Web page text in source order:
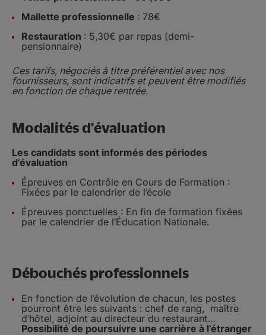
Mallette professionnelle : 78€
Restauration : 5,30€ par repas (demi-
pensionnaire)
Ces tarifs, négociés à titre préférentiel avec nos
fournisseurs, sont indicatifs et peuvent être modifiés
en fonction de chaque rentrée.
Modalités d'évaluation
Les candidats sont informés des périodes
d’évaluation
Épreuves en Contrôle en Cours de Formation :
Fixées par le calendrier de l’école
Épreuves ponctuelles : En fin de formation fixées
par le calendrier de l’Éducation Nationale.
Débouchés professionnels
En fonction de l’évolution de chacun, les postes
pourront être les suivants : chef de rang, maître
d’hôtel, adjoint au directeur du restaurant…
Possibilité de poursuivre une carrière à l’étranger